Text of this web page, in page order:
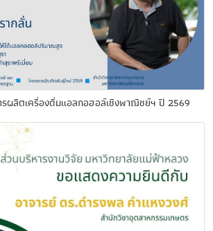
ผลิตเครื่องดื่มแอลกอฮอล์เชิงพาณิชย์ฯ ปี 2569